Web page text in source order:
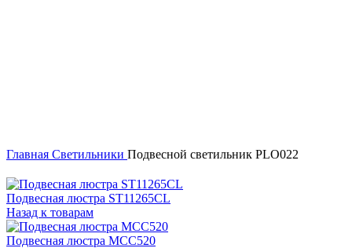
Главная Светильники Подвесной светильник PLO022
Подвесная люстра ST11265CL
Назад к товарам
Подвесная люстра MCC520